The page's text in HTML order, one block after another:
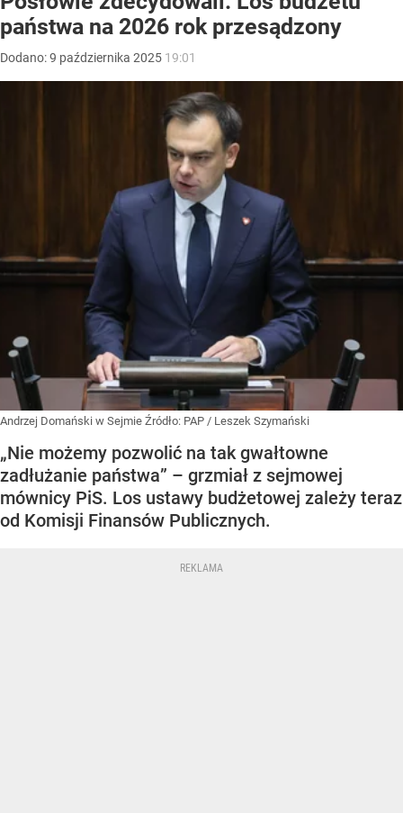
państwa na 2026 rok przesądzony
Dodano:9 października 2025 19:01
Andrzej Domański w Sejmie Źródło: PAP / Leszek Szymański
„Nie możemy pozwolić na tak gwałtowne
zadłużanie państwa” – grzmiał z sejmowej
mównicy PiS. Los ustawy budżetowej zależy teraz
od Komisji Finansów Publicznych.